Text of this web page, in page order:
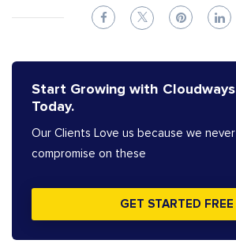
Start Growing with Cloudways
Today.
Our Clients Love us because we never
compromise on these
GET STARTED FREE